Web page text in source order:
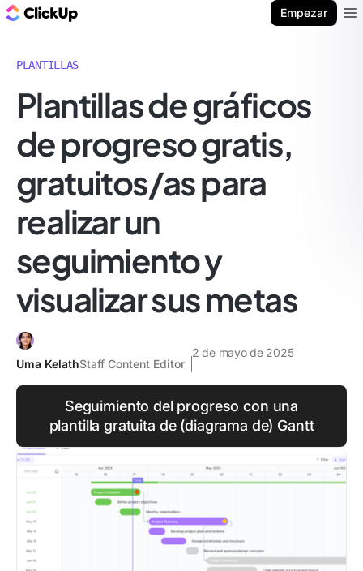
Empezar
PLANTILLAS
Plantillas de gráficos
de progreso gratis,
gratuitos/as para
realizar un
seguimiento y
visualizar sus metas
Uma KelathStaff Content Editor
2 de mayo de 2025
Seguimiento del progreso con una
plantilla gratuita de (diagrama de) Gantt